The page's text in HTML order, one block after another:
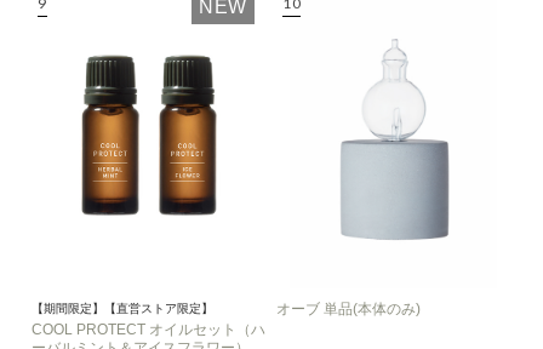
NEW
【期間限定】【直営ストア限定】
COOL PROTECT オイルセット（ハ
オーブ 単品(本体のみ)